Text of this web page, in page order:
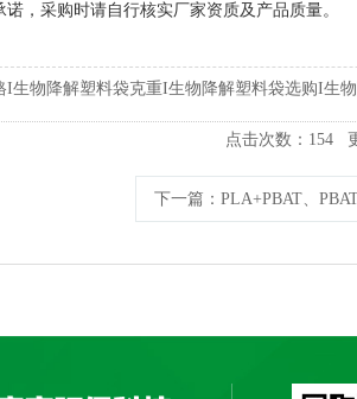
，采购时请自行核实厂家资质及产品质量。
物降解塑料袋克重I生物降解塑料袋选购I生
点击次数： 154
下一篇 ：PLA+PBAT、PBAT和PLA都能